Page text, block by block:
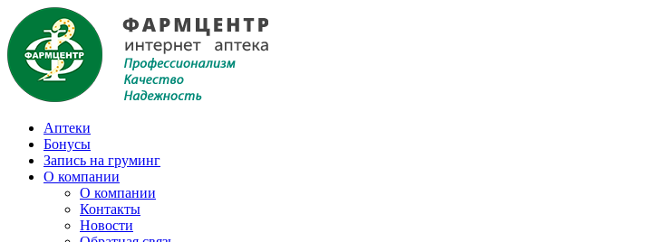
Аптеки
Бонусы
Запись на груминг
О компании
О компании
Контакты
Новости